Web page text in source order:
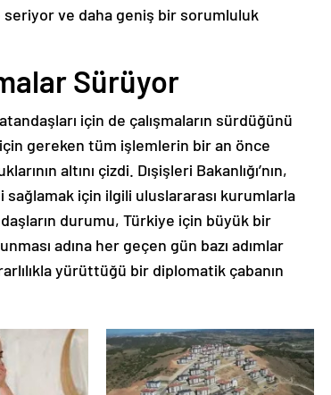
seriyor ve daha geniş bir sorumluluk
Sürüyor
için de çalışmaların sürdüğünü
gereken tüm işlemlerin bir an önce
altını çizdi. Dışişleri Bakanlığı’nın,
için ilgili uluslararası kurumlarla
durumu, Türkiye için büyük bir
adına her geçen gün bazı adımlar
yürüttüğü bir diplomatik çabanın